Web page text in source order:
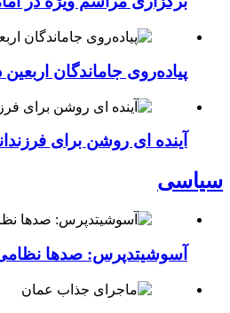
پیاده‌روی جاماندگان
آینده ای روشن برای
سیاسی
آسوشیتدپرس: صدها